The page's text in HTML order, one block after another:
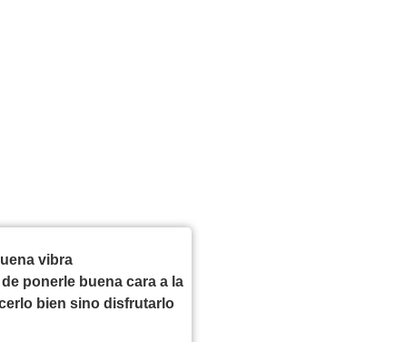
vibra
ponerle buena cara a la
bien sino disfrutarlo